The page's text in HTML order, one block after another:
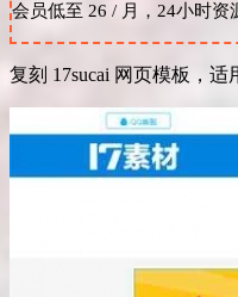
会员低至 26 / 月，24小时资
复刻 17sucai 网页模板，